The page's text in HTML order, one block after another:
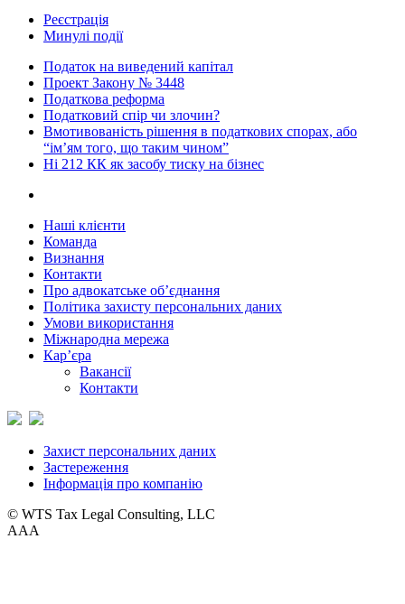
Реєстрація
Минулі події
Податок на виведений капітал
Проект Закону № 3448
Податкова реформа
Податковий спір чи злочин?
Вмотивованість рішення в податкових спорах, або
“ім’ям того, що таким чином”
Ні 212 КК як засобу тиску на бізнес
Наші клієнти
Команда
Визнання
Контакти
Про адвокатське об’єднання
Політика захисту персональних даних
Умови використання
Міжнародна мережа
Кар’єра
Вакансії
Контакти
Захист персональних даних
Застереження
Інформація про компанію
© WTS Tax Legal Consulting, LLC
AAA